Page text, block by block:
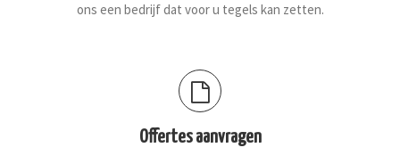
ons een bedrijf dat voor u tegels kan zetten.
Offertes aanvragen